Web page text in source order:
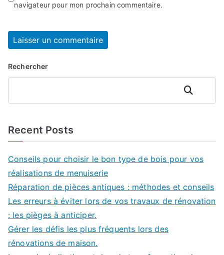
navigateur pour mon prochain commentaire.
Rechercher
Rechercher
Recent Posts
Conseils pour choisir le bon type de bois pour vos
réalisations de menuiserie
Réparation de pièces antiques : méthodes et conseils
Les erreurs à éviter lors de vos travaux de rénovation
: les pièges à anticiper.
Gérer les défis les plus fréquents lors des
rénovations de maison.